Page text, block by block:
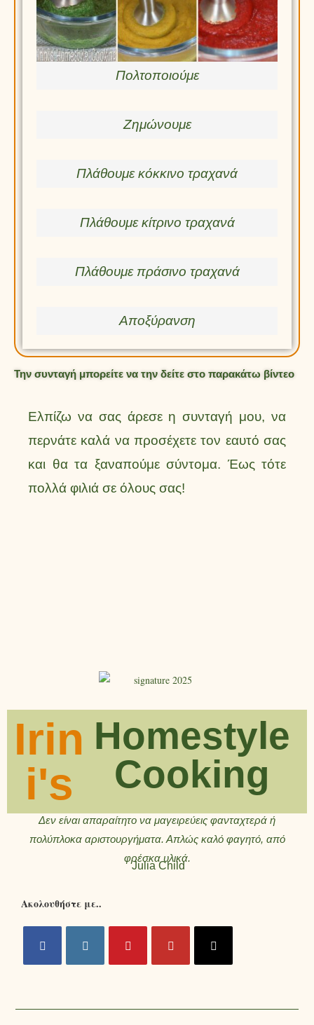
Πολτοποιούμε
Ζημώνουμε
Πλάθουμε κόκκινο τραχανά
Πλάθουμε κίτρινο τραχανά
Πλάθουμε πράσινο τραχανά
Αποξύρανση
Την συνταγή μπορείτε να την δείτε στο παρακάτω βίντεο
Ελπίζω να σας άρεσε η συνταγή μου, να
περνάτε καλά να προσέχετε τον εαυτό σας
και θα τα ξαναπούμε σύντομα. Έως τότε
πολλά φιλιά σε όλους σας!
Irin
i's
Homestyle
Cooking
Δεν είναι απαραίτητο να μαγειρεύεις φανταχτερά ή
πολύπλοκα αριστουργήματα. Απλώς καλό φαγητό, από
φρέσκα υλικά.
Julia Child
Ακολουθήστε με..